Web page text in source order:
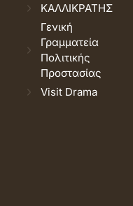
ΚΑΛΛΙΚΡΑΤΗΣ
Γενική
Γραμματεία
Πολιτικής
Προστασίας
Visit Drama